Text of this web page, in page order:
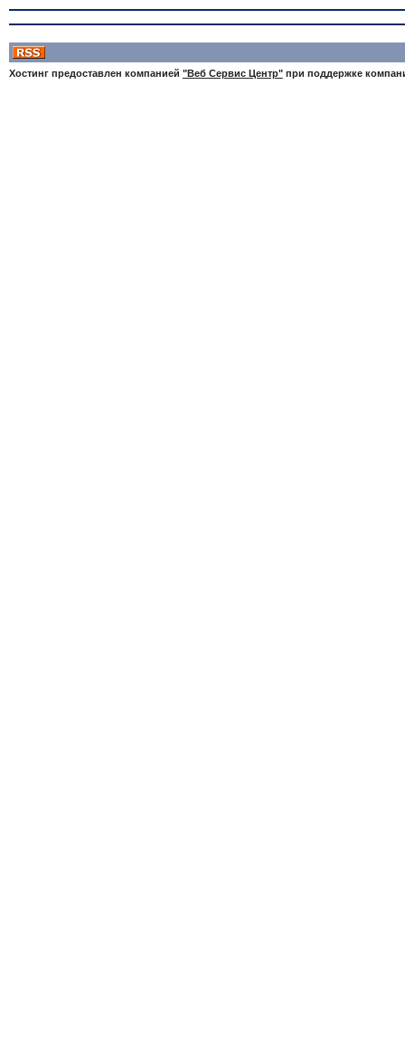
Хостинг предоставлен компанией "Веб Сервис Центр"при поддержке